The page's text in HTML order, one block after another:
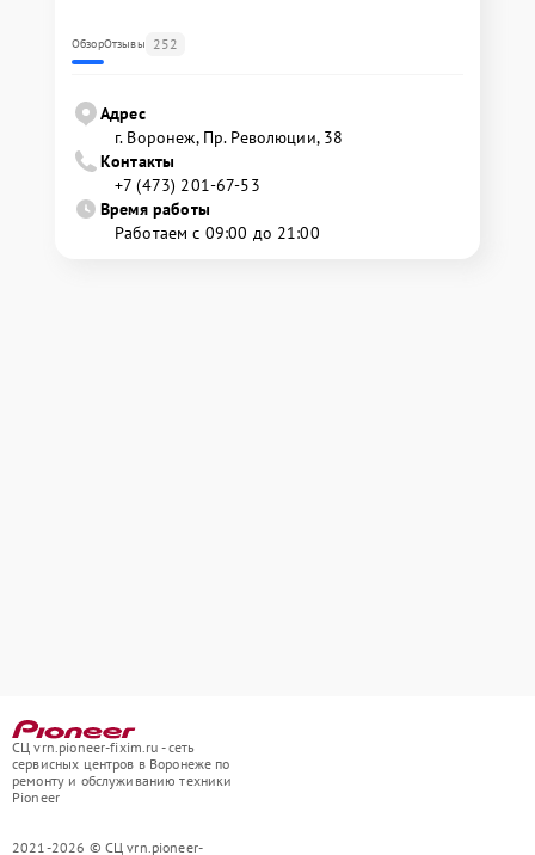
ОбзорОтзывы 252
Адрес
г. Воронеж, Пр. Революции, 38
Контакты
+7 (473) 201-67-53
Время работы
Работаем с 09:00 до 21:00
СЦ vrn.pioneer-fixim.ru - сеть
сервисных центров в Воронеже по
ремонту и обслуживанию техники
Pioneer
2021-2026 © СЦ vrn.pioneer-